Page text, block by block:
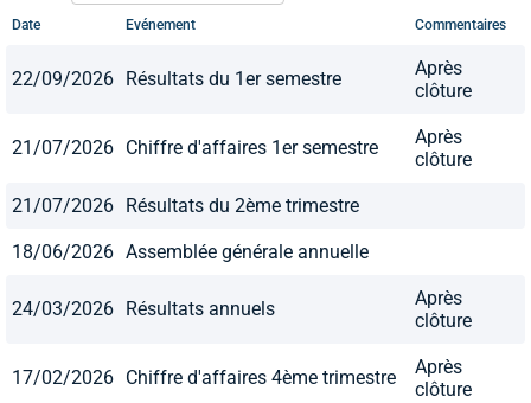
Date Evénement Commentaires
22/09/2026 Résultats du 1er semestre
Après
clôture
21/07/2026 Chiffre d'affaires 1er semestre
Après
clôture
21/07/2026 Résultats du 2ème trimestre
18/06/2026 Assemblée générale annuelle
24/03/2026 Résultats annuels
Après
clôture
17/02/2026 Chiffre d'affaires 4ème trimestre
Après
clôture